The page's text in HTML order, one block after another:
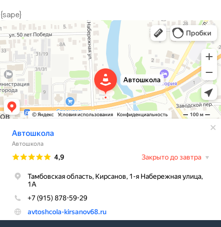
{sape}